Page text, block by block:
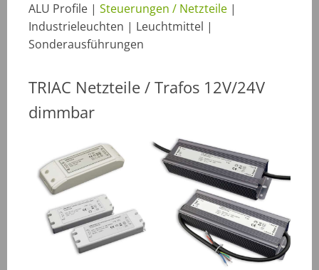
ALU Profile | Steuerungen / Netzteile |
Industrieleuchten | Leuchtmittel |
Sonderausführungen
TRIAC Netzteile / Trafos 12V/24V
dimmbar